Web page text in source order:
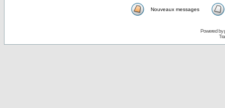
Nouveaux messages
Powered by